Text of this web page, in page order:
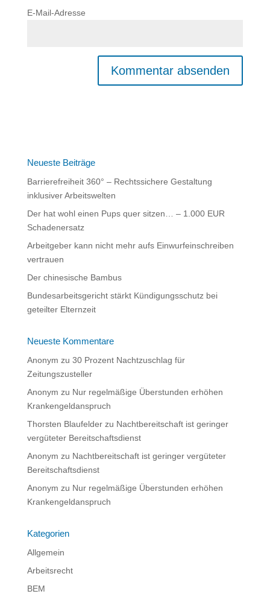
E-Mail-Adresse
Neueste Beiträge
Barrierefreiheit 360° – Rechtssichere Gestaltung
inklusiver Arbeitswelten
Der hat wohl einen Pups quer sitzen… – 1.000 EUR
Schadenersatz
Arbeitgeber kann nicht mehr aufs Einwurfeinschreiben
vertrauen
Der chinesische Bambus
Bundesarbeitsgericht stärkt Kündigungsschutz bei
geteilter Elternzeit
Neueste Kommentare
Anonym zu 30 Prozent Nachtzuschlag für
Zeitungszusteller
Anonym zu Nur regelmäßige Überstunden erhöhen
Krankengeldanspruch
Thorsten Blaufelderzu Nachtbereitschaft ist geringer
vergüteter Bereitschaftsdienst
Anonym zu Nachtbereitschaft ist geringer vergüteter
Bereitschaftsdienst
Anonym zu Nur regelmäßige Überstunden erhöhen
Krankengeldanspruch
Kategorien
Allgemein
Arbeitsrecht
BEM